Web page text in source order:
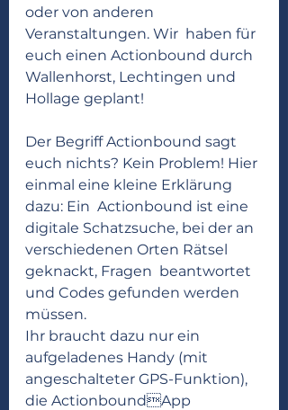
oder von anderen
Veranstaltungen. Wir  haben für
euch einen Actionbound durch
Wallenhorst, Lechtingen und
Hollage geplant!
Der Begriff Actionbound sagt
euch nichts? Kein Problem! Hier
einmal eine kleine Erklärung
dazu: Ein  Actionbound ist eine
digitale Schatzsuche, bei der an
verschiedenen Orten Rätsel
geknackt, Fragen  beantwortet
und Codes gefunden werden
müssen.
Ihr braucht dazu nur ein
aufgeladenes Handy (mit
angeschalteter GPS-Funktion),
die ActionboundApp